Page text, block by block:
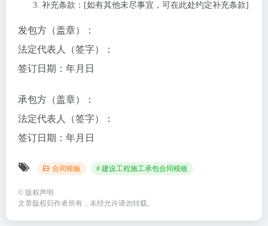
补充条款 ：[如有其他未尽事宜，可在此处约定补充条款]
发包方（盖章）：
法定代表人（签字）：
签订日期： 年月日
承包方（盖章）：
法定代表人（签字）：
签订日期： 年月日
合同模板 # 建设工程施工承包合同模板
© 版权声明
文章版权归作者所有，未经允许请勿转载。